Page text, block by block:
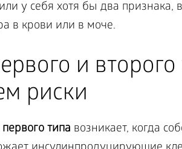
у себя хотя бы два признака,
в крови или в моче.
и второго
риски
типа возникает, когда